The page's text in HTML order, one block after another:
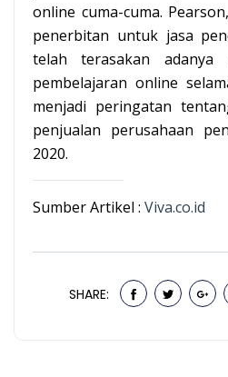
online cuma-cuma.
penerbitan untuk jasa
telah terasakan adanya
pembelajaran online
menjadi peringatan
penjualan perusahaan
2020.
Sumber Artikel : Viva.co.id
SHARE: